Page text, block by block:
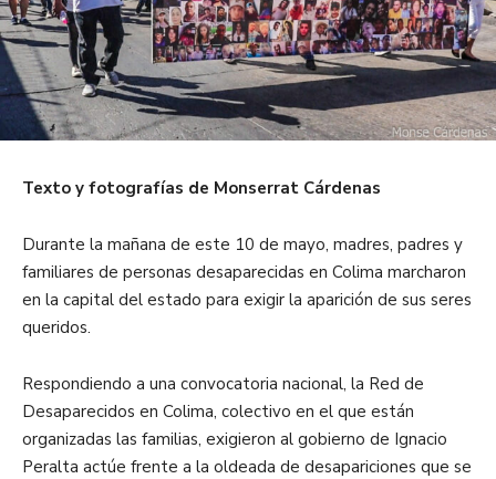
Texto y fotografías de Monserrat Cárdenas
Durante la mañana de este 10 de mayo, madres, padres y
familiares de personas desaparecidas en Colima marcharon
en la capital del estado para exigir la aparición de sus seres
queridos.
Respondiendo a una convocatoria nacional, la Red de
Desaparecidos en Colima, colectivo en el que están
organizadas las familias, exigieron al gobierno de Ignacio
Peralta actúe frente a la oldeada de desapariciones que se